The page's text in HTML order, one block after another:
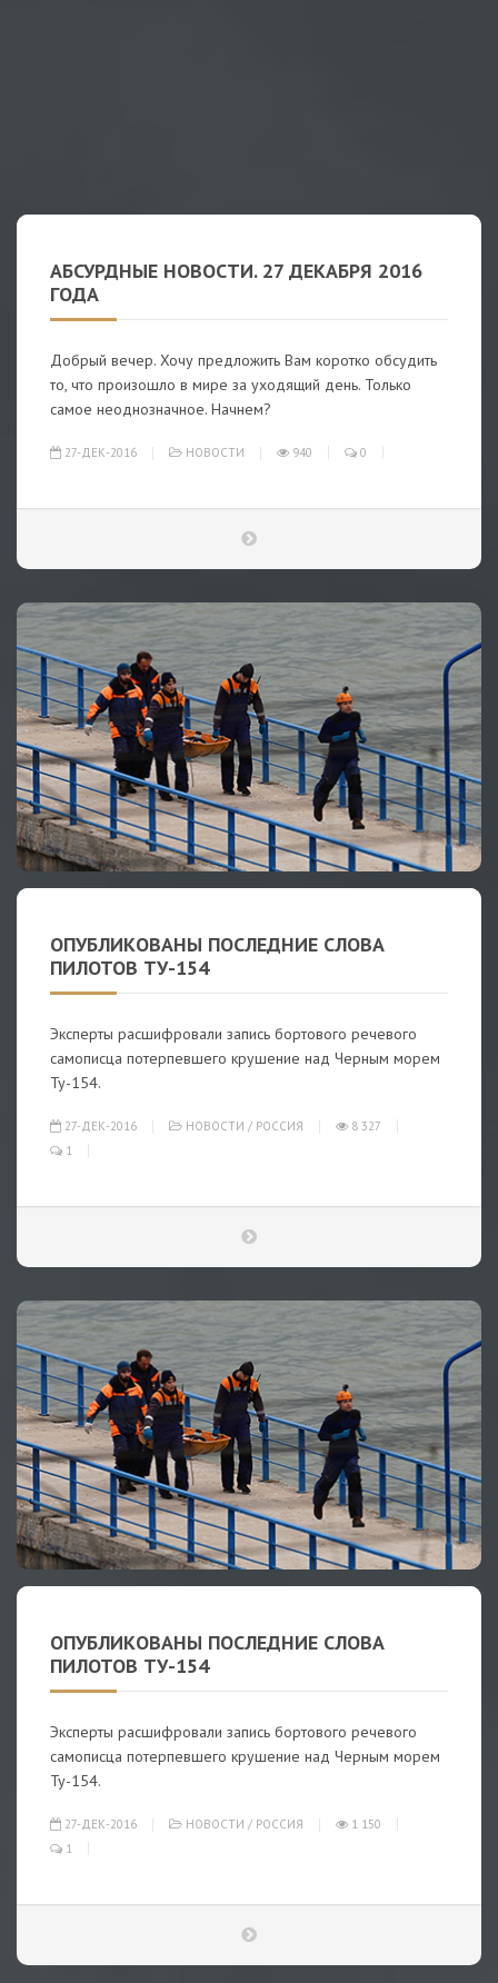
АБСУРДНЫЕ НОВОСТИ. 27 ДЕКАБРЯ 2016
ГОДА
Добрый вечер. Хочу предложить Вам коротко обсудить
то, что произошло в мире за уходящий день. Только
самое неоднозначное. Начнем?
27-ДЕК-2016 НОВОСТИ 940 0
ОПУБЛИКОВАНЫ ПОСЛЕДНИЕ СЛОВА
ПИЛОТОВ ТУ-154
Эксперты расшифровали запись бортового речевого
самописца потерпевшего крушение над Черным морем
Ту-154.
27-ДЕК-2016 НОВОСТИ / РОССИЯ
8 327
1
ОПУБЛИКОВАНЫ ПОСЛЕДНИЕ СЛОВА
ПИЛОТОВ ТУ-154
Эксперты расшифровали запись бортового речевого
самописца потерпевшего крушение над Черным морем
Ту-154.
27-ДЕК-2016 НОВОСТИ / РОССИЯ
1 150
1